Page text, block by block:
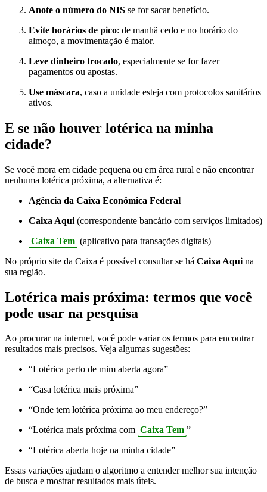
Anote o número do NIS se for sacar benefício.
Evite horários de pico: de manhã cedo e no horário do
almoço, a movimentação é maior.
Leve dinheiro trocado, especialmente se for fazer
pagamentos ou apostas.
Use máscara, caso a unidade esteja com protocolos sanitários
ativos.
E se não houver lotérica na minha
cidade?
Se você mora em cidade pequena ou em área rural e não encontrar
nenhuma lotérica próxima, a alternativa é:
Agência da Caixa Econômica Federal
Caixa Aqui (correspondente bancário com serviços limitados)
Caixa Tem (aplicativo para transações digitais)
No próprio site da Caixa é possível consultar se há Caixa Aqui na
sua região.
Lotérica mais próxima: termos que você
pode usar na pesquisa
Ao procurar na internet, você pode variar os termos para encontrar
resultados mais precisos. Veja algumas sugestões:
“Lotérica perto de mim aberta agora”
“Casa lotérica mais próxima”
“Onde tem lotérica próxima ao meu endereço?”
“Lotérica mais próxima com Caixa Tem ”
“Lotérica aberta hoje na minha cidade”
Essas variações ajudam o algoritmo a entender melhor sua intenção
de busca e mostrar resultados mais úteis.